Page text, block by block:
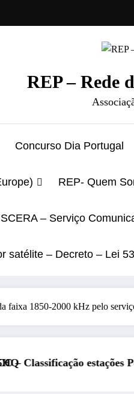
REP – Rede
Concurso Dia Portugal
REP- Quem
SCERA – Serviço
satélite – Decreto – Lei
faixa 1850-2000 kHz pelo
Portuguesas-2026